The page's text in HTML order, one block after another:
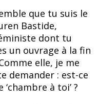
que tu suis le
Bastide,
dont tu
un ouvrage à la fin
elle, je me
demander : est-ce
à toi’ ?